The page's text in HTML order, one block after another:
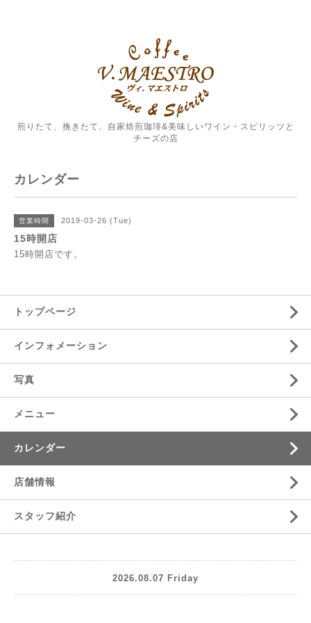
煎りたて、挽きたて、自家焙煎珈琲&美味しいワイン・スピリッツと
チーズの店
カレンダー
営業時間 2019-03-26 (Tue)
15時開店
15時開店です。
トップページ
インフォメーション
写真
メニュー
カレンダー
店舗情報
スタッフ紹介
2026.08.07 Friday